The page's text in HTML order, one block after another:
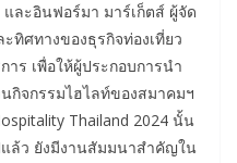
ละอินฟอร์มา มาร์เก็ตส์ ผู้จัด
ทิศทางของธุรกิจท่องเที่ยว
ร เพื่อให้ผู้ประกอบการนำ
จกรรมไฮไลท์ของสมาคมฯ
Thailand 2024 นั้น
ล้ว ยังมีงานสัมมนาสำคัญใน